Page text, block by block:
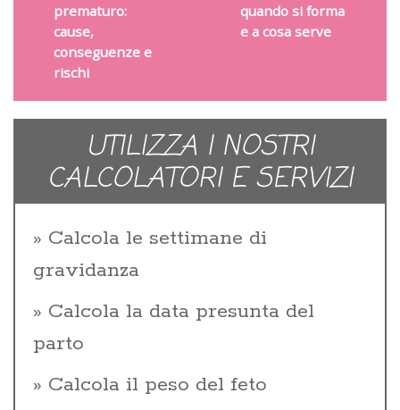
prematuro:
cause,
conseguenze e
rischi
quando si forma
e a cosa serve
UTILIZZA I NOSTRI
CALCOLATORI E SERVIZI
Calcola le settimane di
gravidanza
Calcola la data presunta del
parto
Calcola il peso del feto